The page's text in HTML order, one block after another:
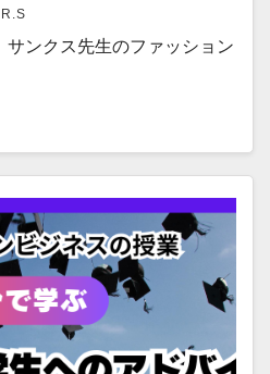
ンクス先生のファッション